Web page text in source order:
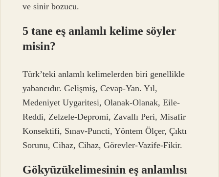
ve sinir bozucu.
5 tane eş anlamlı kelime söyler
misin?
Türk’teki anlamlı kelimelerden biri genellikle
yabancıdır. Gelişmiş, Cevap-Yan. Yıl,
Medeniyet Uygaritesi, Olanak-Olanak, Eile-
Reddi, Zelzele-Depromi, Zavallı Peri, Misafir
Konsektifi, Sınav-Puncti, Yöntem Ölçer, Çıktı
Sorunu, Cihaz, Cihaz, Görevler-Vazife-Fikir.
Gökyüzükelimesinin eş anlamlısı